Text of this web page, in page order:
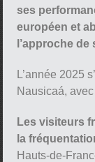
ses
européen et
l’approche de
L’année 2025
Nausicaá,
Les visiteurs
la
Hauts-de-